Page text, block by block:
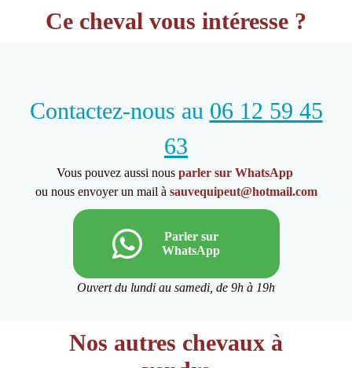
Ce cheval vous intéresse ?
Contactez-nous au 06 12 59 45
63
Vous pouvez aussi nous parler sur WhatsApp
ou nous envoyer un mail à sauvequipeut@hotmail.com
Parler sur
WhatsApp
Ouvert du lundi au samedi, de 9h à 19h
Nos autres chevaux à